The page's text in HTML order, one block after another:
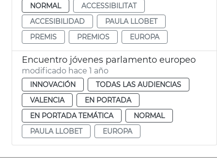
NORMAL
ACCESSIBILITAT
ACCESIBILIDAD
PAULA LLOBET
PREMIS
PREMIOS EUROPA
Encuentro jóvenes parlamento europeo
modificado hace 1 año
INNOVACIÓN
TODAS LAS AUDIENCIAS
VALENCIA
EN PORTADA
EN PORTADA TEMÁTICA
NORMAL
PAULA LLOBET
EUROPA